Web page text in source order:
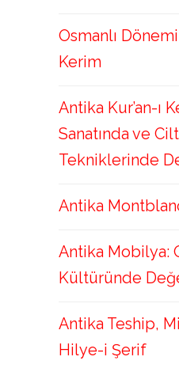
Osmanlı
Kerim
Antika Kur’an-ı
Sanatında ve
Tekniklerinde
Antika
Antika Mobilya:
Kültüründe
Antika Teship,
Hilye-i Şerif